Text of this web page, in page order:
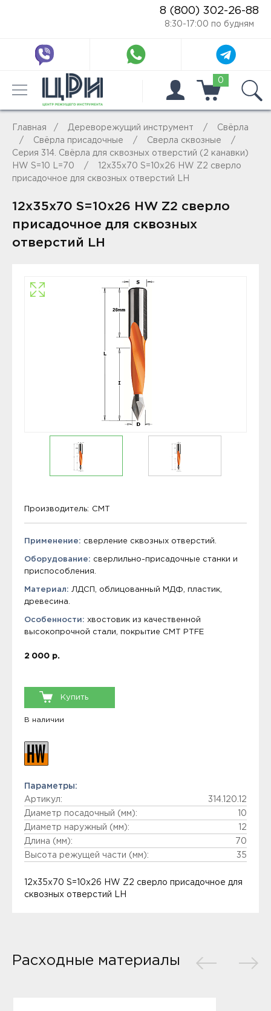
8 (800) 302-26-88
8:30-17:00 по будням
0
Главная Дереворежущий инструмент
Свёрла
Свёрла присадочные
Сверла сквозные
Серия 314. Свёрла для сквозных отверстий (2 канавки)
HW S=10 L=70
12x35x70 S=10x26 HW Z2 сверло
присадочное для сквозных отверстий LH
12x35x70 S=10x26 HW Z2 сверло
присадочное для сквозных
отверстий LH
Производитель: CMT
Применение: сверление сквозных отверстий.
Оборудование: сверлильно-присадочные станки и
приспособления.
Материал: ЛДСП, облицованный МДФ, пластик,
древесина.
Особенности: хвостовик из качественной
высокопрочной стали, покрытие СМТ PTFE
2 000 р.
Купить
В наличии
Параметры:
Артикул:
314.120.12
Диаметр посадочный (мм):
10
Диаметр наружный (мм):
12
Длина (мм):
70
Высота режущей части (мм):
35
12x35x70 S=10x26 HW Z2 сверло присадочное для
сквозных отверстий LH
Расходные материалы